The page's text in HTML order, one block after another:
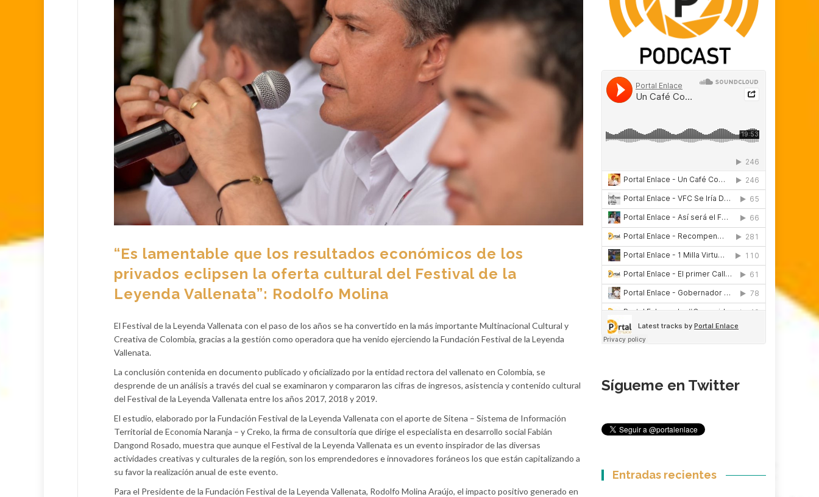
“Es lamentable que los resultados económicos de los
privados eclipsen la oferta cultural del Festival de la
Leyenda Vallenata”: Rodolfo Molina
El Festival de la Leyenda Vallenata con el paso de los años se ha convertido en la más importante Multinacional Cultural y
Creativa de Colombia, gracias a la gestión como operadora que ha venido ejerciendo la Fundación Festival de la Leyenda
Vallenata.
La conclusión contenida en documento publicado y oficializado por la entidad rectora del vallenato en Colombia, se
desprende de un análisis a través del cual se examinaron y compararon las cifras de ingresos, asistencia y contenido cultural
del Festival de la Leyenda Vallenata entre los años 2017, 2018 y 2019.
El estudio, elaborado por la Fundación Festival de la Leyenda Vallenata con el aporte de Sitena – Sistema de Información
Territorial de Economía Naranja – y Creko, la firma de consultoría que dirige el especialista en desarrollo social Fabián
Dangond Rosado, muestra que aunque el Festival de la Leyenda Vallenata es un evento inspirador de las diversas
actividades creativas y culturales de la región, son los emprendedores e innovadores foráneos los que están capitalizando a
su favor la realización anual de este evento.
Para el Presidente de la Fundación Festival de la Leyenda Vallenata, Rodolfo Molina Araújo, el impacto positivo generado en
Sígueme en Twitter
Entradas recientes